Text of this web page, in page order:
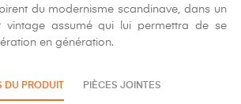
du modernisme scandinave, dans un
vintage assumé qui lui permettra de se
en génération.
DU PRODUIT PIÈCES JOINTES